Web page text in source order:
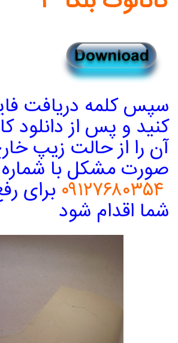
سپس کلمه دریافت
کنید و پس از دانلود
آن را از حالت زیپ
صورت مشکل با شماره
۰۹۱۲۷۶۸۰۳۵۴ برای
شما اقدام شود